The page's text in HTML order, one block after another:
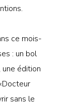
ce mois-
: un bol
édition
sans le